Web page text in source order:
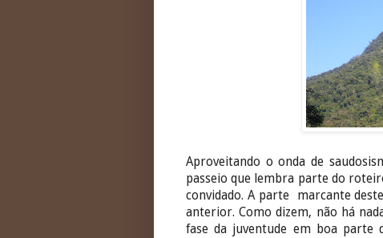
Aproveitando o onda de
passeio que lembra parte do
convidado. A parte marcante
anterior. Como dizem, não há
fase da juventude em boa parte